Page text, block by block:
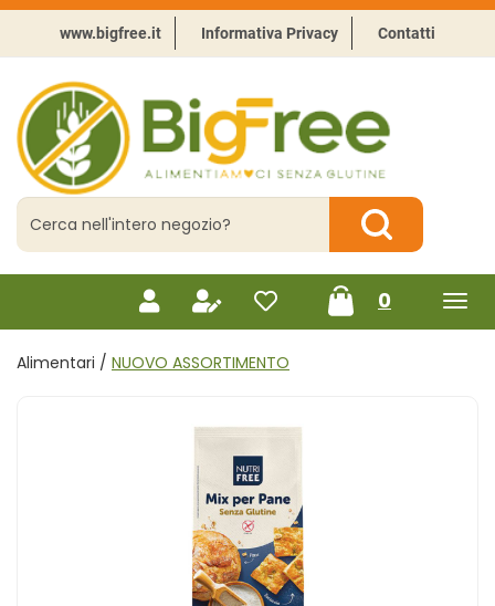
Passa
contenuto
principale
www.bigfree.it Informativa Privacy Contatti
BigFree
-
Punto
celiachia
Cerca
Prodotto
Cerca Prodotto
0prodotti
inseriti
Alimentari / NUOVO ASSORTIMENTO